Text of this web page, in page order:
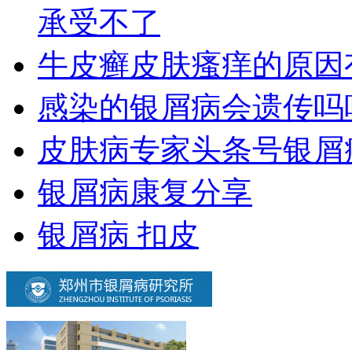
承受不了
牛皮癣皮肤瘙痒的原
感染的银屑病会遗传吗
皮肤病专家头条号银屑
银屑病康复分享
银屑病 扣皮